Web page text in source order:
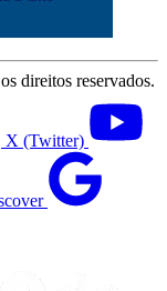
direitos reservados.
X (Twitter)